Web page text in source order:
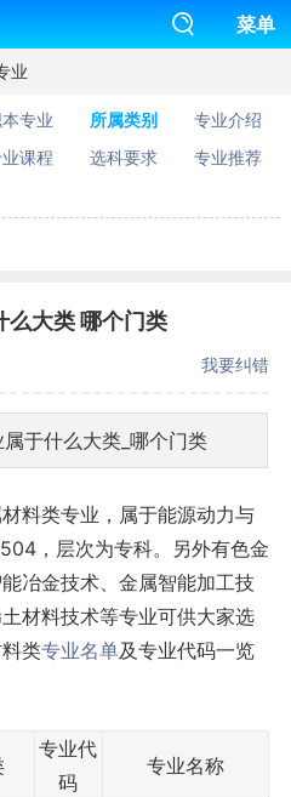
菜单
业
专业 所属类别
专业介绍
课程 选科要求
专业推荐
么大类 哪个门类
我要纠错
料类专业，属于能源动力与
，层次为专科。另外有色金
冶金技术、金属智能加工技
材料技术等专业可供大家选
类专业名单及专业代码一览
专业代
码
专业名称